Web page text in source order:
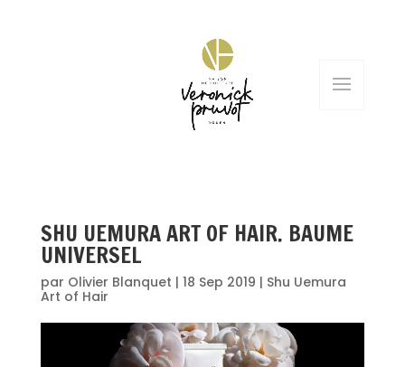
SHU UEMURA ART OF HAIR. BAUME
UNIVERSEL
par Olivier Blanquet | 18 Sep 2019 | Shu Uemura
Art of Hair